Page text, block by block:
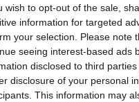
wish to opt-out of the sale,
information for targeted
your selection. Please note
seeing interest-based ads
disclosed to third
disclosure of your personal
This information may
elettronici. Ecco
necessità vitale.